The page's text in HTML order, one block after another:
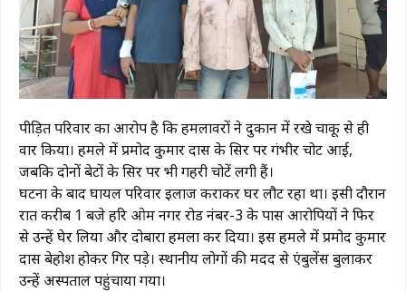
पीड़ित परिवार का आरोप है कि हमलावरों ने दुकान में रखे चाकू से ही
वार किया। हमले में प्रमोद कुमार दास के सिर पर गंभीर चोट आई,
जबकि दोनों बेटों के सिर पर भी गहरी चोटें लगी हैं।
घटना के बाद घायल परिवार इलाज कराकर घर लौट रहा था। इसी दौरान
रात करीब 1 बजे हरि ओम नगर रोड नंबर-3 के पास आरोपियों ने फिर
से उन्हें घेर लिया और दोबारा हमला कर दिया। इस हमले में प्रमोद कुमार
दास बेहोश होकर गिर पड़े। स्थानीय लोगों की मदद से एंबुलेंस बुलाकर
उन्हें अस्पताल पहुंचाया गया।